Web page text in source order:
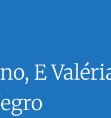
E